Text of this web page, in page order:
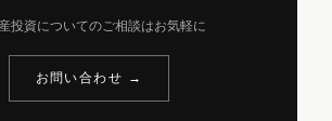
投資についてのご相談はお気軽に
お問い合わせ →